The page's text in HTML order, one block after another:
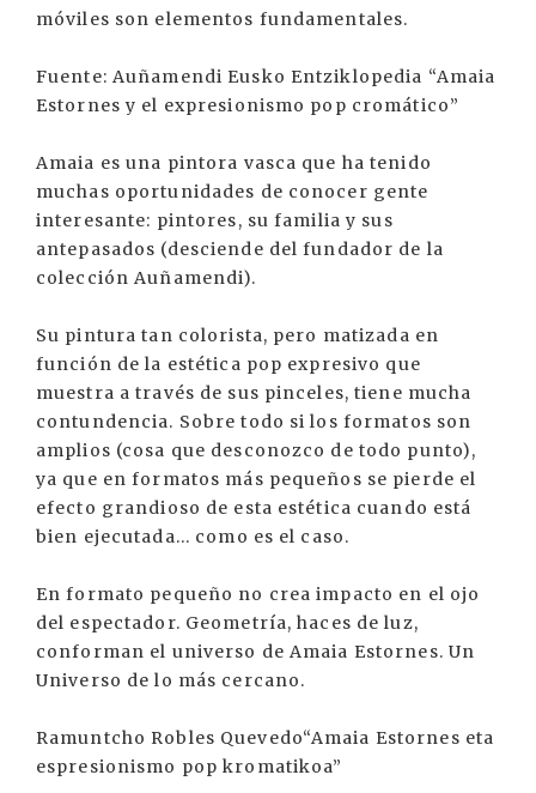
móviles son elementos fundamentales.
Fuente: Auñamendi Eusko Entziklopedia “Amaia
Estornes y el expresionismo pop cromático”
Amaia es una pintora vasca que ha tenido
muchas oportunidades de conocer gente
interesante: pintores, su familia y sus
antepasados (desciende del fundador de la
colección Auñamendi).
Su pintura tan colorista, pero matizada en
función de la estética pop expresivo que
muestra a través de sus pinceles, tiene mucha
contundencia. Sobre todo si los formatos son
amplios (cosa que desconozco de todo punto),
ya que en formatos más pequeños se pierde el
efecto grandioso de esta estética cuando está
bien ejecutada... como es el caso.
En formato pequeño no crea impacto en el ojo
del espectador. Geometría, haces de luz,
conforman el universo de Amaia Estornes. Un
Universo de lo más cercano.
Ramuntcho Robles Quevedo“Amaia Estornes eta
espresionismo pop kromatikoa”